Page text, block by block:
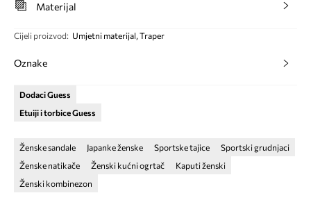
Materijal
Cijeli proizvod: Umjetni materijal, Traper
Oznake
Dodaci Guess
Etuiji i torbice Guess
Ženske sandale Japanke ženske Sportske tajice
Sportski grudnjaci
Ženske natikače
Ženski kućni ogrtač
Kaputi ženski
Ženski kombinezon